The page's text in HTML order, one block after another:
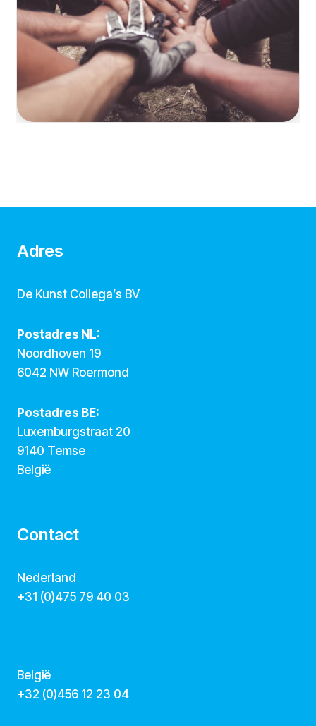
Adres
De Kunst Collega’s BV
Postadres NL:
Noordhoven 19
6042 NW Roermond
Postadres BE:
Luxemburgstraat 20
9140 Temse
België
Contact
Nederland
+31 (0)475 79 40 03
België
‭+32 (0)456 12 23 04‬